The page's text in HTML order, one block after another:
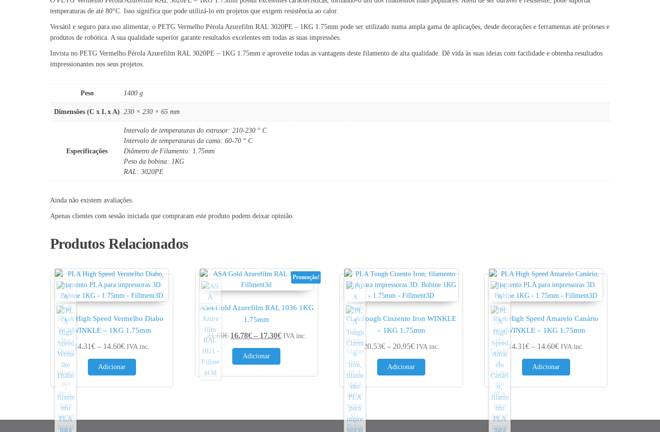
temperaturas de até 80°C. Isso significa que pode utilizá-lo em projetos que exigem resistência ao calor.
Versátil e seguro para uso alimentar, o PETG Vermelho Pérola Azurefilm RAL 3020PE – 1KG 1.75mm pode ser utilizado numa ampla gama de aplicações, desde decorações e ferramentas até próteses e
produtos de robótica. A sua qualidade superior garante resultados excelentes em todas as suas impressões.
Invista no PETG Vermelho Pérola Azurefilm RAL 3020PE – 1KG 1.75mm e aproveite todas as vantagens deste filamento de alta qualidade. Dê vida às suas ideias com facilidade e obtenha resultados
impressionantes nos seus projetos.
Peso 1400 g
Dimensões (C x L x A) 230 × 230 × 65 mm
Especificações
Intervalo de temperaturas do extrusor: 210-230 ° C
Intervalo de temperaturas da cama: 60-70 ° C
Diâmetro de Filamento: 1.75mm
Peso da bobina: 1KG
RAL: 3020PE
Ainda não existem avaliações.
Apenas clientes com sessão iniciada que compraram este produto podem deixar opinião.
Produtos Relacionados
PLA High Speed Vermelho Diabo
WINKLE – 1KG 1.75mm
14.31€ – 14.60€Price range: 14.31€ through 14.60€
IVA inc.
Adicionar
Promoção!
ASA Gold Azurefilm RAL 1036 1KG
1.75mm
21.60€ 16.78€ – 17.30€Price range: 16.78€ through 17.30€
IVA inc.
Adicionar
PLA Tough Cinzento Iron WINKLE
– 1KG 1.75mm
20.53€ – 20.95€Price range: 20.53€ through 20.95€
IVA inc.
Adicionar
PLA High Speed Amarelo Canário
WINKLE – 1KG 1.75mm
14.31€ – 14.60€Price range: 14.31€ through
IVA inc.
Adicionar